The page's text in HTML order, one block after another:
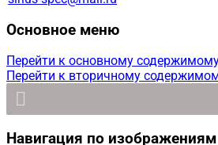
Основное меню
Перейти к основному
Перейти к вторичному
Навигация по изображениям